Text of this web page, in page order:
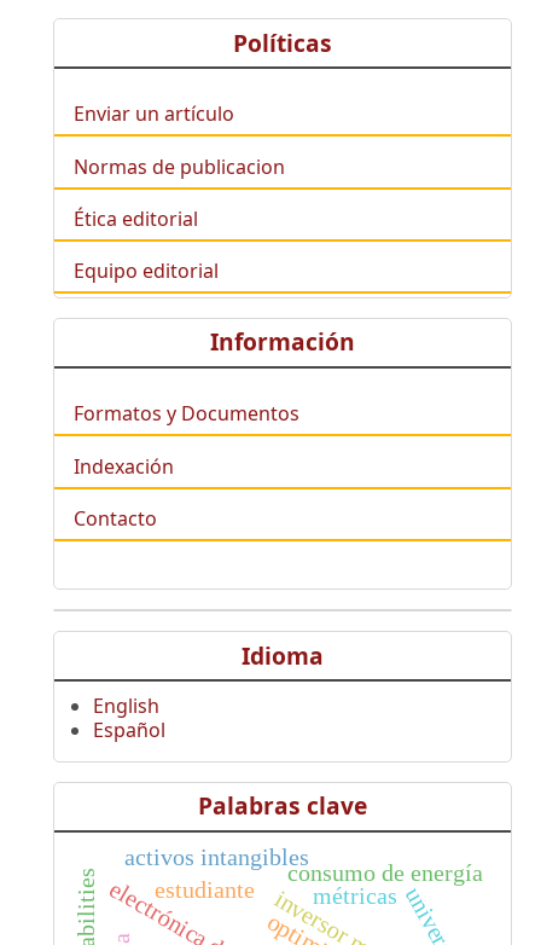
Políticas
Enviar un artículo
Normas de publicacion
Ética editorial
Equipo editorial
Información
Formatos y Documentos
Indexación
Contacto
Idioma
English
Español
Palabras clave
consumo de energía
métricas
estudiante
activos intangibles